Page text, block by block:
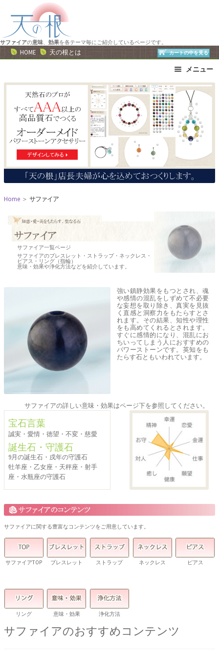
ー
ン
サファイアの意味、 効果を各テーマ毎にご紹介しているページです。
HOME 天の根とは カートの中を見る
メニュー
ブレスレット
ストラップ
ネックレス
ピアス・イヤリング
リング
運勢で選ぶ
誕生石で選ぶ
色で選ぶ
干支石で選ぶ
星座石で選ぶ
石の名前で選ぶ
パワーストーン一覧
Home ＞ サファイア
サファイア一覧ページ
サファイアのブレスレット・ストラップ・ネックレス・
ピアス・リング（指輪）
意味・効果や浄化方法などを紹介しています。
強い鎮静効果をもつとされ、魂
や感情の混乱をしずめて不必要
な妄想を取り除き、真実を見抜
く直感と洞察力をもたらすとさ
れます。その結果、知性や理性
をも高めてくれるとされます。
すぐに感情的になり、混乱にお
ちいってしまう人におすすめの
パワーストーンです。英知をも
たらす石ともいわれています。
サファイアの詳しい意味・効果はページ下を参照してください。
宝石言葉
誠実・愛情・徳望・不変・慈愛
誕生石・守護石
9月の誕生石・戌年の守護石
牡羊座・乙女座・天秤座・射手
座・水瓶座の守護石
サファイアに関する豊富なコンテンツをご用意しています。
サファイアTOP ブレスレット ストラップ ネックレス ピアス
リング 意味・効果 浄化方法
サファイアのおすすめコンテンツ